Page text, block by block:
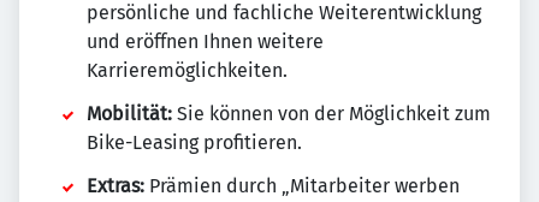
persönliche und fachliche Weiterentwicklung
und eröffnen Ihnen weitere
Karrieremöglichkeiten.
Mobilität: Sie können von der Möglichkeit zum
Bike-Leasing profitieren.
Extras: Prämien durch „Mitarbeiter werben